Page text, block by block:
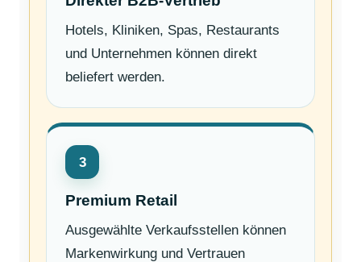
Hotels, Kliniken, Spas, Restaurants
und Unternehmen können direkt
beliefert werden.
3
Premium Retail
Ausgewählte Verkaufsstellen können
Markenwirkung und Vertrauen